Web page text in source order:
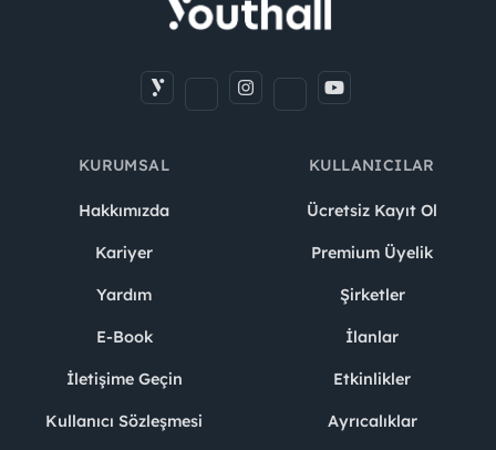
KURUMSAL
Hakkımızda
Kariyer
Yardım
E-Book
İletişime Geçin
Kullanıcı Sözleşmesi
KULLANICILAR
Ücretsiz Kayıt Ol
Premium Üyelik
Şirketler
İlanlar
Etkinlikler
Ayrıcalıklar